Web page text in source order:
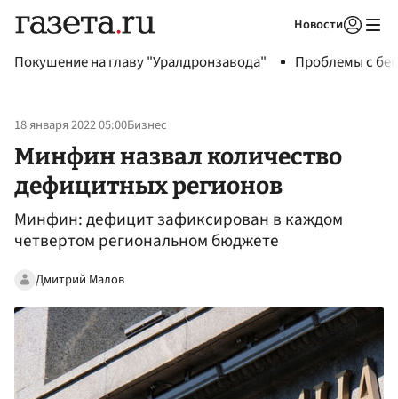
Новости
Покушение на главу "Уралдронзавода" Проблемы с
18 января 2022 05:00Бизнес
Минфин назвал количество
дефицитных регионов
Минфин: дефицит зафиксирован в каждом
четвертом региональном бюджете
Дмитрий Малов